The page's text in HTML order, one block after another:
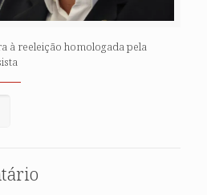
à reeleição homologada pela